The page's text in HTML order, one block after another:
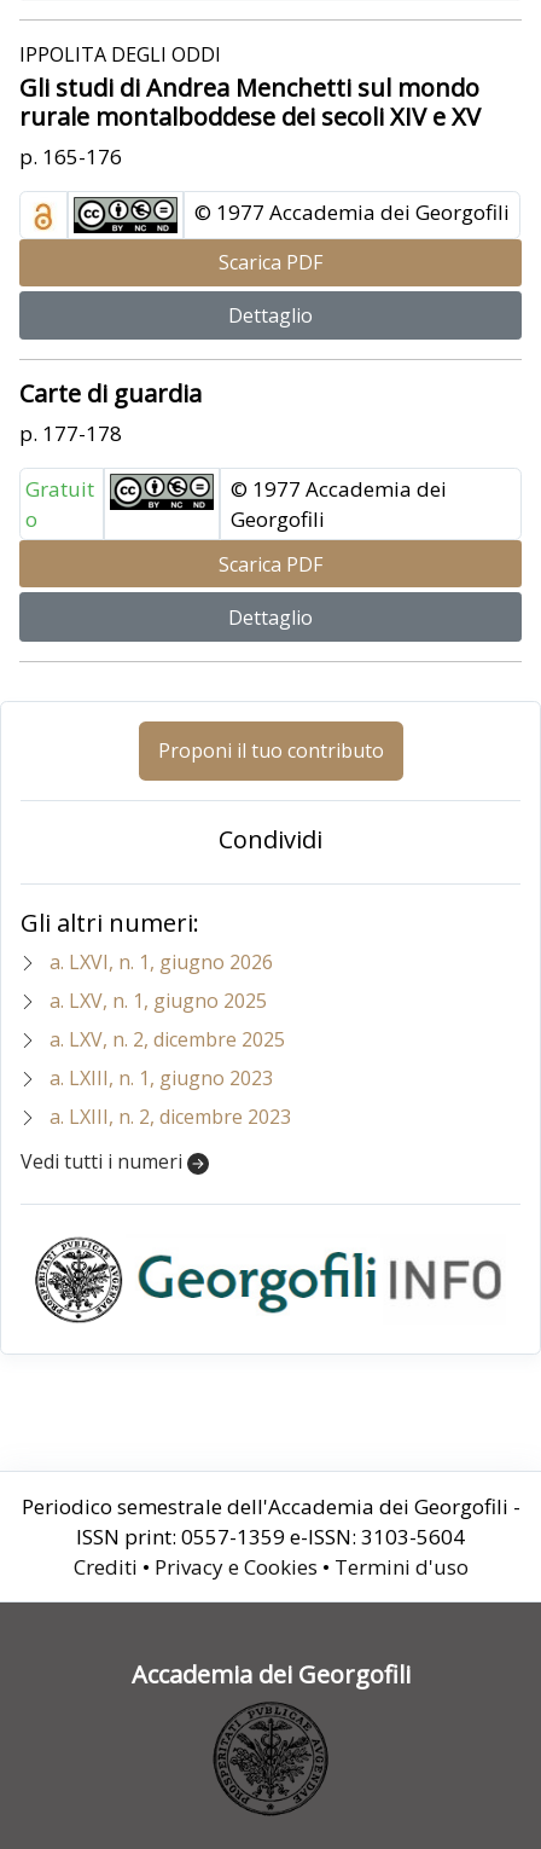
IPPOLITA DEGLI ODDI
Gli studi di Andrea Menchetti sul mondo
rurale montalboddese dei secoli XIV e XV
p. 165-176
© 1977 Accademia dei Georgofili
Scarica PDF
Dettaglio
Carte di guardia
p. 177-178
Gratuit
o
© 1977 Accademia dei
Georgofili
Scarica PDF
Dettaglio
Proponi il tuo contributo
Condividi
Gli altri numeri:
a. LXVI, n. 1, giugno 2026
a. LXV, n. 1, giugno 2025
a. LXV, n. 2, dicembre 2025
a. LXIII, n. 1, giugno 2023
a. LXIII, n. 2, dicembre 2023
Vedi tutti i numeri
Periodico semestrale dell'Accademia dei Georgofili -
ISSN print: 0557-1359 e-ISSN: 3103-5604
Crediti • Privacy e Cookies • Termini d'uso
Accademia dei Georgofili